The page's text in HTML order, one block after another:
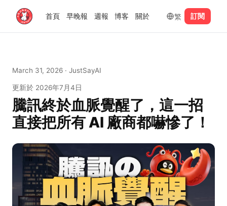
首頁 早晚報 週報 博客 關於 繁 訂閱
March 31, 2026 · JustSayAI
更新於 2026年7月4日
騰訊終於血脈覺醒了，這一招
直接把所有 AI 廠商都嚇慘了！